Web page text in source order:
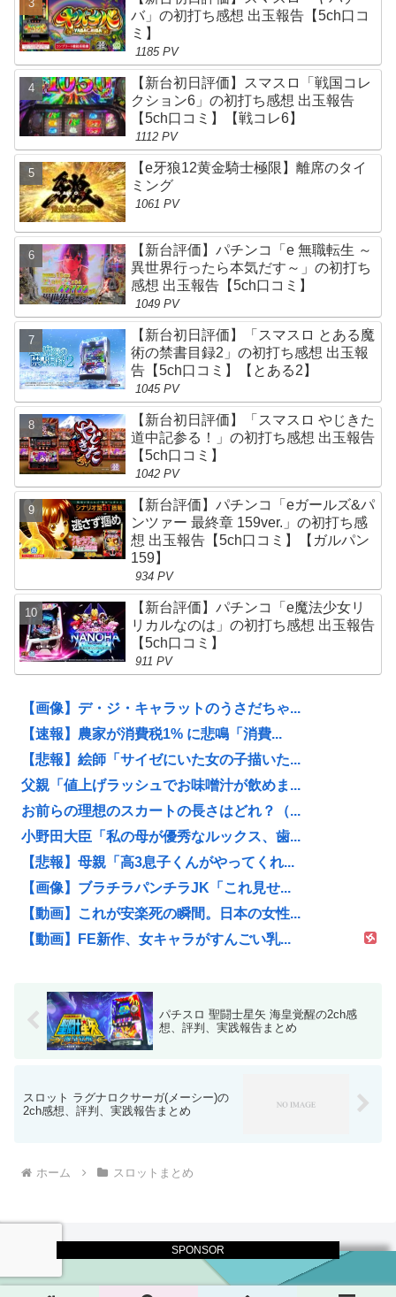
SPONSOR
バ」の初打ち感想 出玉報告【5ch口コ
ミ】
1185 PV
【新台初日評価】スマスロ「戦国コレ
クション6」の初打ち感想 出玉報告
【5ch口コミ】【戦コレ6】
1112 PV
【e牙狼12黄金騎士極限】離席のタイ
ミング
1061 PV
【新台評価】パチンコ「e 無職転生 ～
異世界行ったら本気だす～」の初打ち
感想 出玉報告【5ch口コミ】
1049 PV
【新台初日評価】「スマスロ とある魔
術の禁書目録2」の初打ち感想 出玉報
告【5ch口コミ】【とある2】
1045 PV
【新台初日評価】「スマスロ やじきた
道中記参る！」の初打ち感想 出玉報告
【5ch口コミ】
1042 PV
【新台評価】パチンコ「eガールズ&パ
ンツァー 最終章 159ver.」の初打ち感
想 出玉報告【5ch口コミ】【ガルパン
159】
934 PV
【新台評価】パチンコ「e魔法少女リ
リカルなのは」の初打ち感想 出玉報告
【5ch口コミ】
911 PV
【画像】デ・ジ・キャラットのうさだちゃ...
【速報】農家が消費税1% に悲鳴「消費...
【悲報】絵師「サイゼにいた女の子描いた...
父親「値上げラッシュでお味噌汁が飲めま...
お前らの理想のスカートの長さはどれ？（...
小野田大臣「私の母が優秀なルックス、歯...
【悲報】母親「高3息子くんがやってくれ...
【画像】ブラチラパンチラJK「これ見せ...
【動画】これが安楽死の瞬間。日本の女性...
【動画】FE新作、女キャラがすんごい乳...
パチスロ 聖闘士星矢 海皇覚醒の2ch感
想、評判、実践報告まとめ
スロット ラグナロクサーガ(メーシー)の
2ch感想、評判、実践報告まとめ
ホーム スロットまとめ